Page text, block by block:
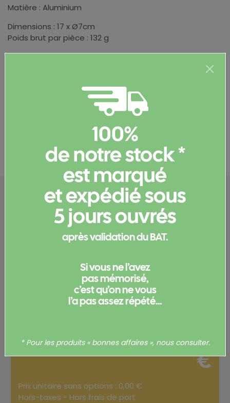
Matière : Aluminium
Dimensions : 17 x Ø7cm
Poids brut par pièce : 132 g
Informations complémentaires
Documents et certificats
Configurez votre
produit
Votre commande
Total
0,00
€
Prix unitaire sans options : 0,00 €
Hors-taxes - Hors frais de port
100%
de notre stock *
est marqué
et expédié sous
5 jours ouvrés
après validation du BAT.
Si vous ne l’avez
pas mémorisé,
c’est qu’on ne vous
l’a pas assez répété...
* Pour les produits « bonnes affaires », nous consulter.